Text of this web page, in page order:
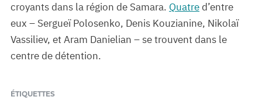
croyants dans la région de Samara. Quatred’entre
eux – Sergueï Polosenko, Denis Kouzianine, Nikolaï
Vassiliev, et Aram Danielian – se trouvent dans le
centre de détention.
ÉTIQUETTES